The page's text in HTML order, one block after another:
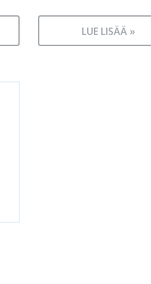
LUE LISÄÄ »